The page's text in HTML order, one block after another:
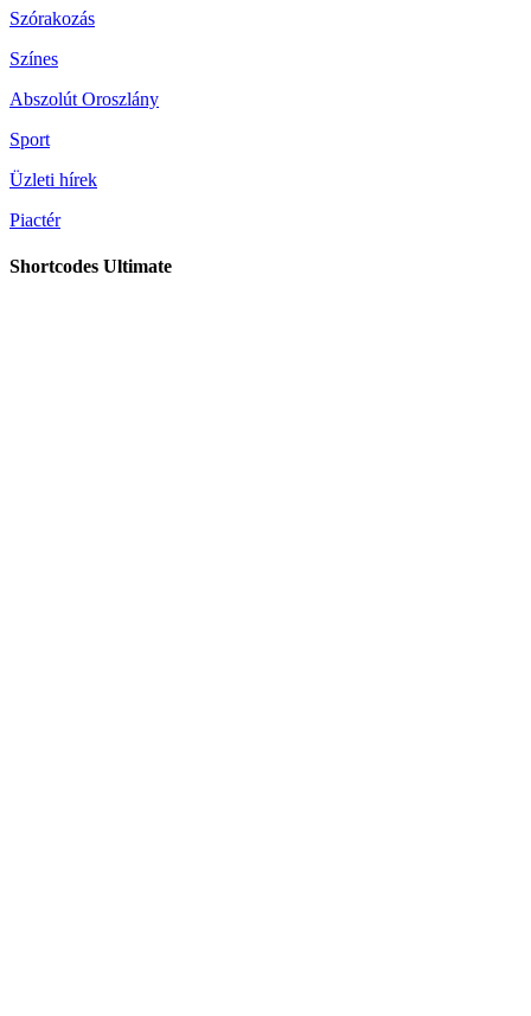
Szórakozás
Színes
Abszolút Oroszlány
Sport
Üzleti hírek
Piactér
Shortcodes Ultimate